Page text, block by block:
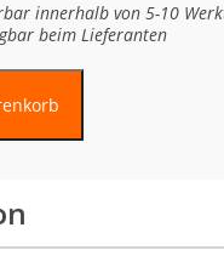
innerhalb von 5-10
beim Lieferanten